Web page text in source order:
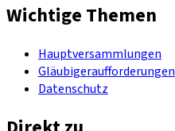
Wichtige Themen
Hauptversammlungen
Gläubigeraufforderungen
Datenschutz